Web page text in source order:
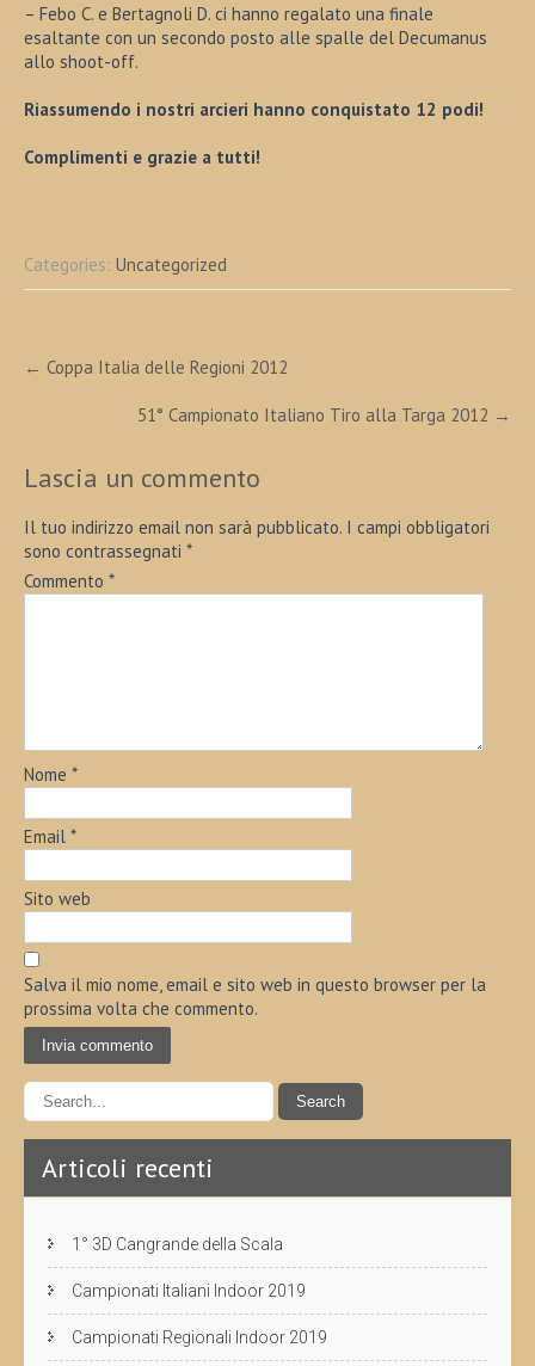
– Febo C. e Bertagnoli D. ci hanno regalato una finale
esaltante con un secondo posto alle spalle del Decumanus
allo shoot-off.
Riassumendo i nostri arcieri hanno conquistato 12 podi!
Complimenti e grazie a tutti!
Categories: Uncategorized
Post
navigation
← Coppa Italia delle Regioni 2012
51° Campionato Italiano Tiro alla Targa 2012 →
Lascia un commento
Il tuo indirizzo email non sarà pubblicato. I campi obbligatori
sono contrassegnati *
Commento *
Nome *
Email *
Sito web
Salva il mio nome, email e sito web in questo browser per la
prossima volta che commento.
Articoli recenti
1° 3D Cangrande della Scala
Campionati Italiani Indoor 2019
Campionati Regionali Indoor 2019